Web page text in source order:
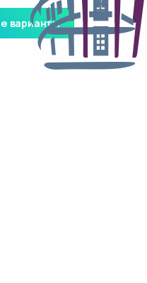
варианты